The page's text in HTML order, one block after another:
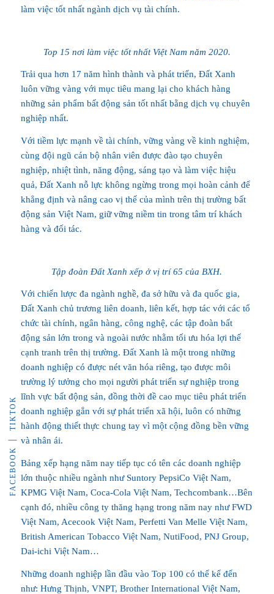
FACEBOOK
TIKTOK
làm việc tốt nhất ngành dịch vụ tài chính.
Top 15 nơi làm việc tốt nhất Việt Nam năm 2020.
Trải qua hơn 17 năm hình thành và phát triển, Ðất Xanh
luôn vững vàng với mục tiêu mang lại cho khách hàng
những sản phẩm bất động sản tốt nhất bằng dịch vụ chuyên
nghiệp nhất.
Với tiềm lực mạnh về tài chính, vững vàng về kinh nghiệm,
cùng đội ngũ cán bộ nhân viên được đào tạo chuyên
nghiệp, nhiệt tình, năng động, sáng tạo và làm việc hiệu
quả, Ðất Xanh nỗ lực không ngừng trong mọi hoàn cảnh để
khẳng định và nâng cao vị thế của mình trên thị trường bất
động sản Việt Nam, giữ vững niềm tin trong tâm trí khách
hàng và đối tác.
Tập đoàn Đất Xanh xếp ở vị trí 65 của BXH.
Với chiến lược đa ngành nghề, đa sở hữu và đa quốc gia,
Đất Xanh chủ trương liên doanh, liên kết, hợp tác với các tổ
chức tài chính, ngân hàng, công nghệ, các tập đoàn bất
động sản lớn trong và ngoài nước nhằm tối ưu hóa lợi thế
cạnh tranh trên thị trường. Đất Xanh là một trong những
doanh nghiệp có được nét văn hóa riêng, tạo được môi
trường lý tưởng cho mọi người phát triển sự nghiệp trong
lĩnh vực bất động sản, đồng thời đề cao mục tiêu phát triển
doanh nghiệp gắn với sự phát triển xã hội, luôn có những
hành động thiết thực chung tay vì một cộng đồng bền vững
và nhân ái.
Bảng xếp hạng năm nay tiếp tục có tên các doanh nghiệp
lớn thuộc nhiều ngành như Suntory PepsiCo Việt Nam,
KPMG Việt Nam, Coca-Cola Việt Nam, Techcombank…Bên
cạnh đó, nhiều công ty thăng hạng trong năm nay như FWD
Việt Nam, Acecook Việt Nam, Perfetti Van Melle Việt Nam,
British American Tobacco Việt Nam, NutiFood, PNJ Group,
Dai-ichi Việt Nam…
Những doanh nghiệp lần đầu vào Top 100 có thể kể đến
như: Hưng Thịnh, VNPT, Brother International Việt Nam,